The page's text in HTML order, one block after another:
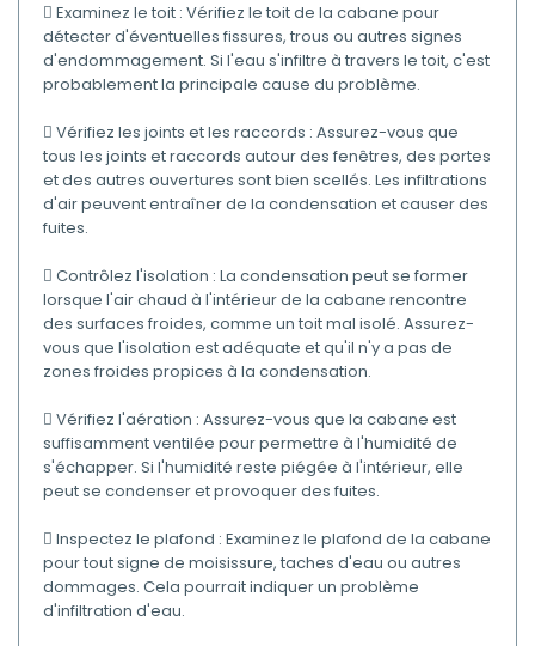
 Examinez le toit : Vérifiez le toit de la cabane pour
détecter d'éventuelles fissures, trous ou autres signes
d'endommagement. Si l'eau s'infiltre à travers le toit, c'est
probablement la principale cause du problème.
 Vérifiez les joints et les raccords : Assurez-vous que
tous les joints et raccords autour des fenêtres, des portes
et des autres ouvertures sont bien scellés. Les infiltrations
d'air peuvent entraîner de la condensation et causer des
fuites.
 Contrôlez l'isolation : La condensation peut se former
lorsque l'air chaud à l'intérieur de la cabane rencontre
des surfaces froides, comme un toit mal isolé. Assurez-
vous que l'isolation est adéquate et qu'il n'y a pas de
zones froides propices à la condensation.
 Vérifiez l'aération : Assurez-vous que la cabane est
suffisamment ventilée pour permettre à l'humidité de
s'échapper. Si l'humidité reste piégée à l'intérieur, elle
peut se condenser et provoquer des fuites.
 Inspectez le plafond : Examinez le plafond de la cabane
pour tout signe de moisissure, taches d'eau ou autres
dommages. Cela pourrait indiquer un problème
d'infiltration d'eau.